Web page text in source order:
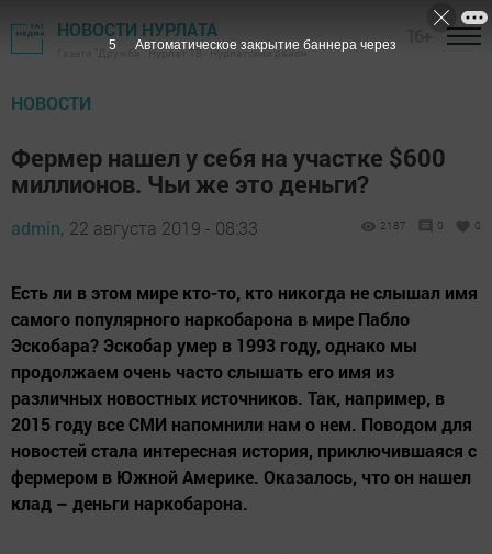
НОВОСТИ НУРЛАТА
Газета "Дружба", Нурлат ТВ - Нурлатский район
НОВОСТИ
Фермер нашел у себя на участке $600
миллионов. Чьи же это деньги?
admin, 22 августа 2019 - 08:33 2187 0 0
Есть ли в этом мире кто-то, кто никогда не слышал имя
самого популярного наркобарона в мире Пабло
Эскобара? Эскобар умер в 1993 году, однако мы
продолжаем очень часто слышать его имя из
различных новостных источников. Так, например, в
2015 году все СМИ напомнили нам о нем. Поводом для
новостей стала интересная история, приключившаяся с
фермером в Южной Америке. Оказалось, что он нашел
клад – деньги наркобарона.
4 Автоматическое закрытие баннера через